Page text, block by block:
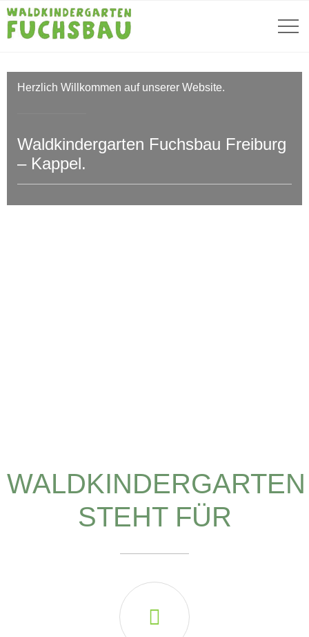
Herzlich Willkommen auf unserer Website.
Waldkindergarten Fuchsbau Freiburg
– Kappel.
WALDKINDERGARTEN
STEHT FÜR
